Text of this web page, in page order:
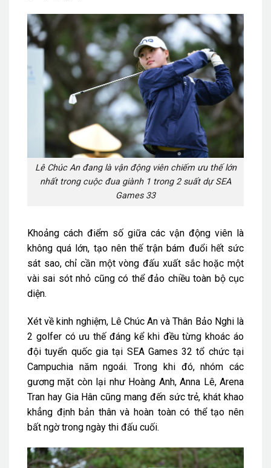
Lê Chúc An đang là vận động viên chiếm ưu thế lớn
nhất trong cuộc đua giành 1 trong 2 suất dự SEA
Games 33
Khoảng cách điểm số giữa các vận động viên là
không quá lớn, tạo nên thế trận bám đuổi hết sức
sát sao, chỉ cần một vòng đấu xuất sắc hoặc một
vài sai sót nhỏ cũng có thể đảo chiều toàn bộ cục
diện.
Xét về kinh nghiệm, Lê Chúc An và Thân Bảo Nghi là
2 golfer có ưu thế đáng kể khi đều từng khoác áo
đội tuyển quốc gia tại SEA Games 32 tổ chức tại
Campuchia năm ngoái. Trong khi đó, nhóm các
gương mặt còn lại như Hoàng Anh, Anna Lê, Arena
Tran hay Gia Hân cũng mang đến sức trẻ, khát khao
khẳng định bản thân và hoàn toàn có thể tạo nên
bất ngờ trong ngày thi đấu cuối.